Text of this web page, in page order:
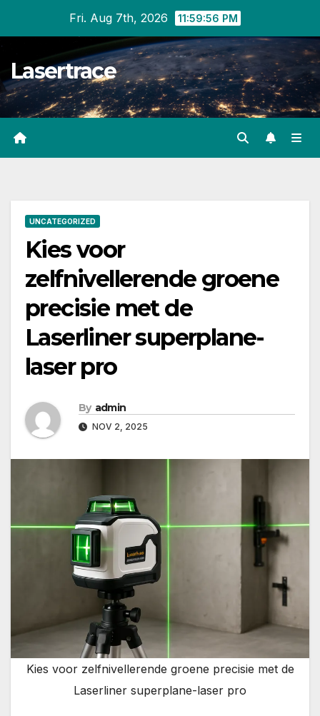
Fri. Aug 7th, 2026 11:59:57 PM
Lasertrace
UNCATEGORIZED
Kies voor
zelfnivellerende groene
precisie met de
Laserliner superplane-
laser pro
By admin
NOV 2, 2025
Kies voor zelfnivellerende groene precisie met de
Laserliner superplane-laser pro